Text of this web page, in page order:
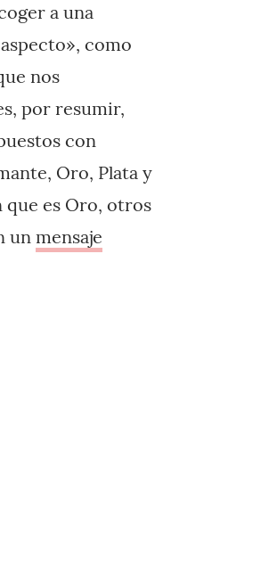
a una
como
nos
por resumir,
con
Oro, Plata y
que es Oro, otros
un mensaje